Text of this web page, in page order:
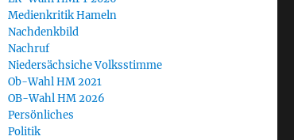
Medienkritik Hameln
Nachdenkbild
Nachruf
Niedersächsiche Volksstimme
Ob-Wahl HM 2021
OB-Wahl HM 2026
Persönliches
Politik